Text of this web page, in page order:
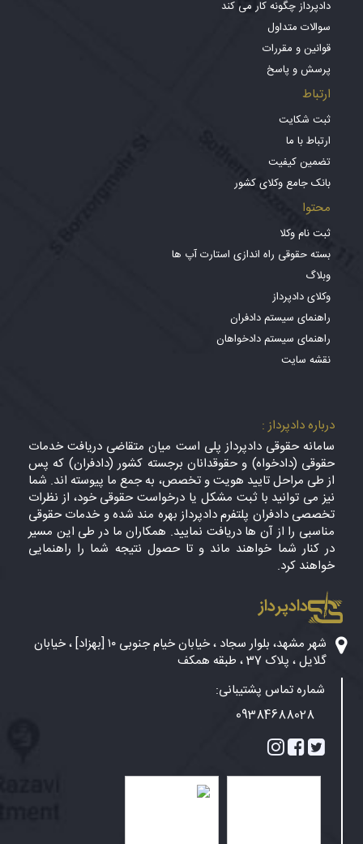
دادپرداز چگونه کار می کند
سوالات متداول
قوانین و مقررات
پرسش و پاسخ
ارتباط
ثبت شکایت
ارتباط با ما
تضمین کیفیت
بانک جامع وکلای کشور
محتوا
ثبت نام وکلا
بسته حقوقی راه اندازی استارت آپ ها
وبلاگ
وکلای دادپرداز
راهنمای سیستم دادفران
راهنمای سیستم دادخواهان
نقشه سایت
درباره دادپرداز :
سامانه حقوقی دادپرداز پلی است میان متقاضی دریافت خدمات
حقوقی (دادخواه) و حقوقدانان برجسته کشور (دادفران) که پس
از طی مراحل تایید هویت و تخصص، به جمع ما پیوسته اند. شما
نیز می توانید با ثبت مشکل یا درخواست حقوقی خود، از نظرات
تخصصی دادفران پلتفرم دادپرداز بهره مند شده و خدمات حقوقی
مناسبی را از آن ها دریافت نمایید. همکاران ما در طی این مسیر
در کنار شما خواهند ماند و تا حصول نتیجه شما را راهنمایی
خواهند کرد.
دادپرداز
شهر مشهد، بلوار سجاد ، خیابان خیام جنوبی ۱۰ [بهزاد] ، خیابان
گلایل ، پلاک 37 ، طبقه همکف
شماره تماس پشتیبانی:
09384688028